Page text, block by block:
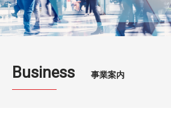
Business 事業案内